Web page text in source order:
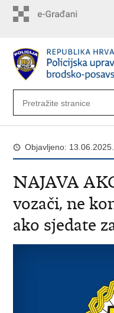
Objavljeno: 13.06.2025.
NAJAVA
vozači, ne
ako sjedate